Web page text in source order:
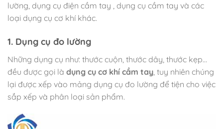
lường, dụng cụ điện cầm tay , dụng cụ cầm tay và các
loại dụng cụ cơ khí khác.
1. Dụng cụ đo lường
Những dụng cụ như: thước cuộn, thước dây, thước kẹp…
đều được gọi là dụng cụ cơ khí cầm tay, tuy nhiên chúng
lại được xếp vào mảng dụng cụ đo lường để tiện cho việc
sắp xếp và phân loại sản phẩm.